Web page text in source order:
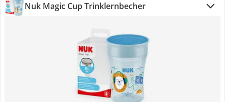
Nuk Magic Cup Trinklernbecher